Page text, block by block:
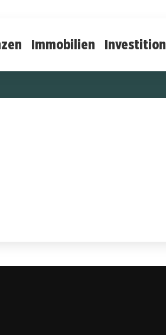
Immobilien Investition